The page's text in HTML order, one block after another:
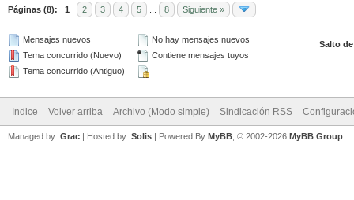
Páginas (8): 1 2 3 4 5 8 Siguiente »
Mensajes nuevos
Tema concurrido (Nuevo)
Tema concurrido (Antiguo)
No hay mensajes nuevos
Contiene mensajes tuyos
Salto
Indice Volver arriba Archivo (Modo simple) Sindicación RSS
Managed by: Grac | Hosted by: Solis | Powered By MyBB , © 2002-2026 MyBB Group